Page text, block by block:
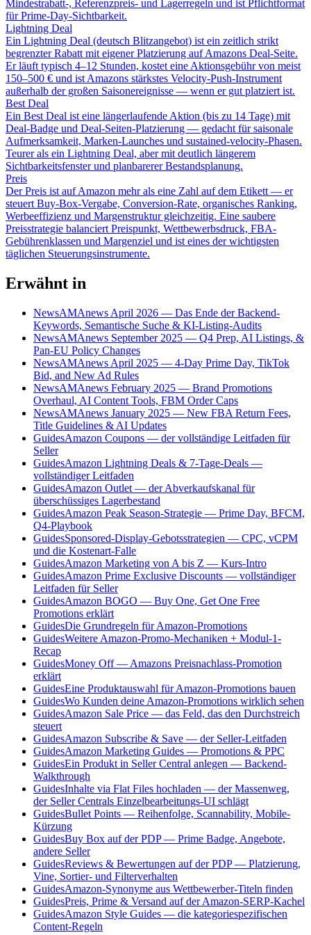
Mindestrabatt-, Referenzpreis- und Lagerregeln und ist Pflichtformat
für Prime-Day-Sichtbarkeit.
Lightning Deal
Ein Lightning Deal (deutsch Blitzangebot) ist ein zeitlich strikt
begrenzter Rabatt mit eigener Platzierung auf Amazons Deal-Seite.
Er läuft typisch 4–12 Stunden, kostet eine Aktionsgebühr von meist
150–500 € und ist Amazons stärkstes Velocity-Push-Instrument
außerhalb der großen Saisonereignisse — wenn er gut platziert ist.
Best Deal
Ein Best Deal ist eine längerlaufende Aktion (bis zu 14 Tage) mit
Deal-Badge und Deal-Seiten-Platzierung — gedacht für saisonale
Aufmerksamkeit, Marken-Launches und sustained-velocity-Phasen.
Teurer als ein Lightning Deal, aber mit deutlich längerem
Sichtbarkeitsfenster und planbarerer Bestandsplanung.
Preis
Der Preis ist auf Amazon mehr als eine Zahl auf dem Etikett — er
steuert Buy-Box-Vergabe, Conversion-Rate, organisches Ranking,
Werbeeffizienz und Margenstruktur gleichzeitig. Eine saubere
Preisstrategie balanciert Preispunkt, Wettbewerbsdruck, FBA-
Gebührenklassen und Margenziel und ist eines der wichtigsten
täglichen Steuerungsinstrumente.
Erwähnt in
NewsAMAnews April 2026 — Das Ende der Backend-
Keywords, Semantische Suche & KI-Listing-Audits
NewsAMAnews September 2025 — Q4 Prep, AI Listings, &
Pan-EU Policy Changes
NewsAMAnews April 2025 — 4-Day Prime Day, TikTok
Bid, and New Ad Rules
NewsAMAnews February 2025 — Brand Promotions
Overhaul, AI Content Tools, FBM Order Caps
NewsAMAnews January 2025 — New FBA Return Fees,
Title Guidelines & AI Updates
GuidesAmazon Coupons — der vollständige Leitfaden für
Seller
GuidesAmazon Lightning Deals & 7-Tage-Deals —
vollständiger Leitfaden
GuidesAmazon Outlet — der Abverkaufskanal für
überschüssiges Lagerbestand
GuidesAmazon Peak Season-Strategie — Prime Day, BFCM,
Q4-Playbook
GuidesSponsored-Display-Gebotsstrategien — CPC, vCPM
und die Kostenart-Falle
GuidesAmazon Marketing von A bis Z — Kurs-Intro
GuidesAmazon Prime Exclusive Discounts — vollständiger
Leitfaden für Seller
GuidesAmazon BOGO — Buy One, Get One Free
Promotions erklärt
GuidesDie Grundregeln für Amazon-Promotions
GuidesWeitere Amazon-Promo-Mechaniken + Modul-1-
Recap
GuidesMoney Off — Amazons Preisnachlass-Promotion
erklärt
GuidesEine Produktauswahl für Amazon-Promotions bauen
GuidesWo Kunden deine Amazon-Promotions wirklich sehen
GuidesAmazon Sale Price — das Feld, das den Durchstreich
steuert
GuidesAmazon Subscribe & Save — der Seller-Leitfaden
GuidesAmazon Marketing Guides — Promotions & PPC
GuidesEin Produkt in Seller Central anlegen — Backend-
Walkthrough
GuidesInhalte via Flat Files hochladen — der Massenweg,
der Seller Centrals Einzelbearbeitungs-UI schlägt
GuidesBullet Points — Reihenfolge, Scannability, Mobile-
Kürzung
GuidesBuy Box auf der PDP — Prime Badge, Angebote,
andere Seller
GuidesReviews & Bewertungen auf der PDP — Platzierung,
Vine, Sortier- und Filterverhalten
GuidesAmazon-Synonyme aus Wettbewerber-Titeln finden
GuidesPreis, Prime & Versand auf der Amazon-SERP-Kachel
GuidesAmazon Style Guides — die kategoriespezifischen
Content-Regeln